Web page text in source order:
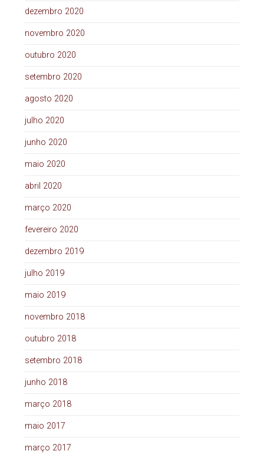
dezembro 2020
novembro 2020
outubro 2020
setembro 2020
agosto 2020
julho 2020
junho 2020
maio 2020
abril 2020
março 2020
fevereiro 2020
dezembro 2019
julho 2019
maio 2019
novembro 2018
outubro 2018
setembro 2018
junho 2018
março 2018
maio 2017
março 2017